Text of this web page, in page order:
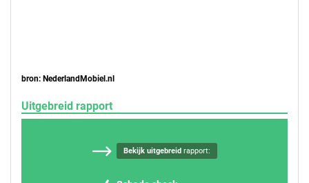
bron: NederlandMobiel.nl
Uitgebreid rapport
Bekijk uitgebreidrapport: